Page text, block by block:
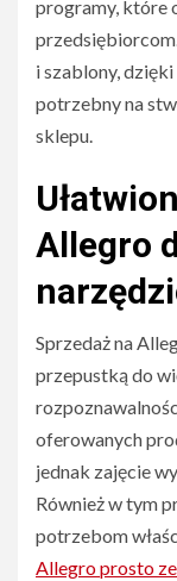
programy, które
i szablony,
potrzebny na
sklepu.
Allegro
Sprzedaż na
przepustką do
oferowanych
jednak zajęcie
Również w tym
potrzebom
Allegro prosto